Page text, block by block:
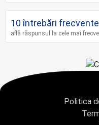
10 întrebări
află răspunsul la cele mai
Politica